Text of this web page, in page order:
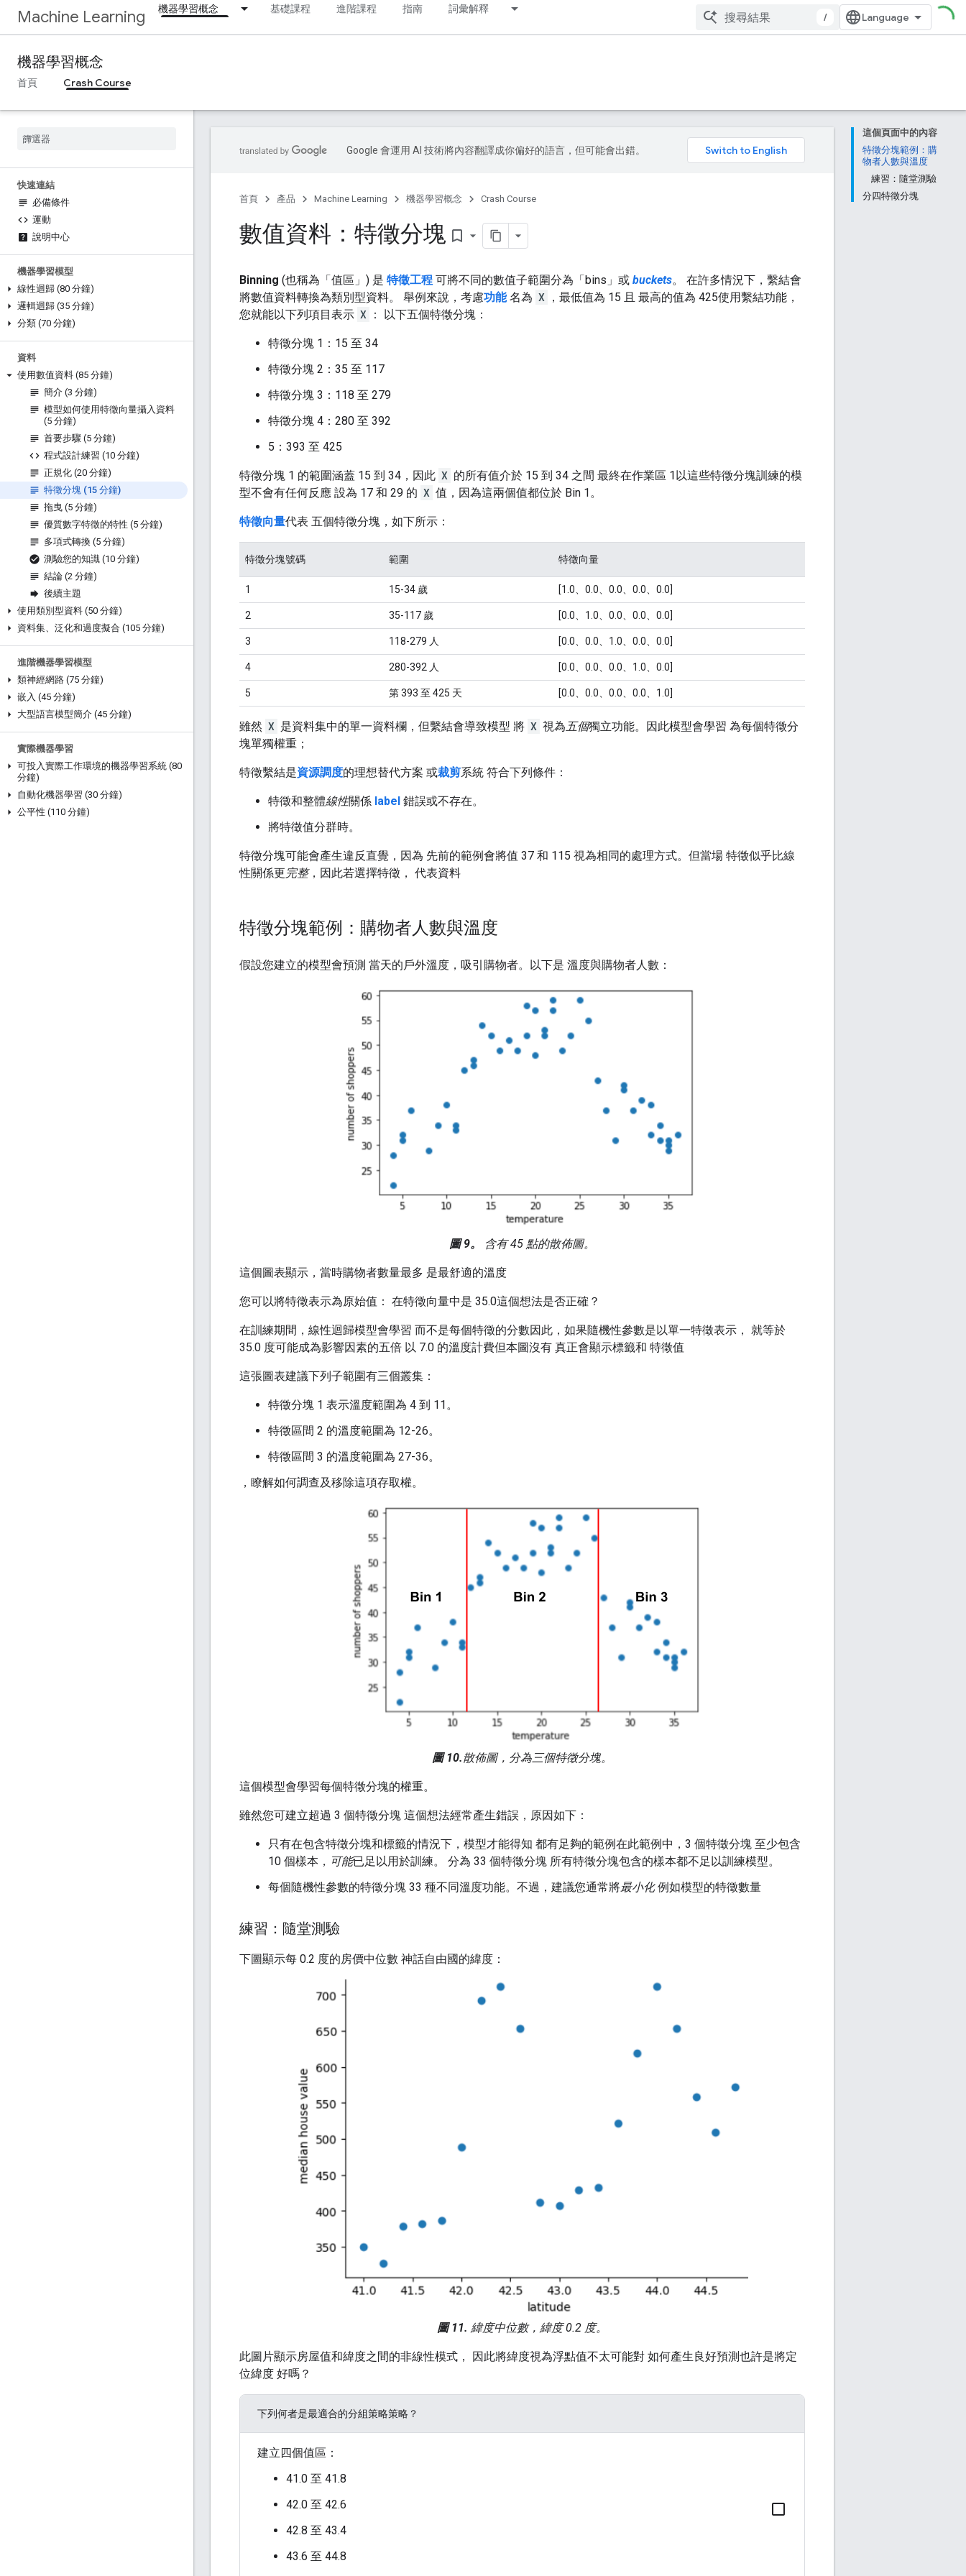
Machine Learning 機器學習概念 基礎課程 進階課程 指南 詞彙解釋
/
機器學習概念
首頁 Crash Course
快速連結
必備條件
運動
說明中心
機器學習模型
線性迴歸 (80 分鐘)
邏輯迴歸 (35 分鐘)
分類 (70 分鐘)
資料
使用數值資料 (85 分鐘)
簡介 (3 分鐘)
模型如何使用特徵向量攝入資料
(5 分鐘)
首要步驟 (5 分鐘)
程式設計練習 (10 分鐘)
正規化 (20 分鐘)
特徵分塊 (15 分鐘)
拖曳 (5 分鐘)
優質數字特徵的特性 (5 分鐘)
多項式轉換 (5 分鐘)
測驗您的知識 (10 分鐘)
結論 (2 分鐘)
後續主題
使用類別型資料 (50 分鐘)
資料集、泛化和過度擬合 (105 分鐘)
進階機器學習模型
類神經網路 (75 分鐘)
嵌入 (45 分鐘)
大型語言模型簡介 (45 分鐘)
實際機器學習
可投入實際工作環境的機器學習系統 (80
分鐘)
自動化機器學習 (30 分鐘)
公平性 (110 分鐘)
這個頁面中的內容
特徵分塊範例：購
物者人數與溫度
練習：隨堂測驗
分四特徵分塊
Google 會運用 AI 技術將內容翻譯成你偏好的語言，但可能會出錯。
首頁 產品 Machine Learning 機器學習概念 Crash Course
數值資料：特徵分塊 bookmark_border
Binning (也稱為「值區」 ) 是 特徵工程 可將不同的數值子範圍分為「bins」 或 buckets。 在許多情況下，繫結會
將數值資料轉換為類別型資料。 舉例來說，考慮功能名為 X ，最低值為 15 且 最高的值為 425使用繫結功能，
您就能以下列項目表示 X ： 以下五個特徵分塊：
特徵分塊 1：15 至 34
特徵分塊 2：35 至 117
特徵分塊 3：118 至 279
特徵分塊 4：280 至 392
5：393 至 425
特徵分塊 1 的範圍涵蓋 15 到 34，因此 X 的所有值介於 15 到 34 之間 最終在作業區 1以這些特徵分塊訓練的模
型不會有任何反應 設為 17 和 29 的 X 值，因為這兩個值都位於 Bin 1。
特徵向量代表 五個特徵分塊，如下所示：
特徵分塊號碼 範圍 特徵向量
1 15-34 歲 [1.0、0.0、0.0、0.0、0.0]
2 35-117 歲 [0.0、1.0、0.0、0.0、0.0]
3 118-279 人 [0.0、0.0、1.0、0.0、0.0]
4 280-392 人 [0.0、0.0、0.0、1.0、0.0]
5 第 393 至 425 天 [0.0、0.0、0.0、0.0、1.0]
雖然 X 是資料集中的單一資料欄，但繫結會導致模型 將 X 視為五個獨立功能。因此模型會學習 為每個特徵分
塊單獨權重；
特徵繫結是資源調度的理想替代方案 或裁剪系統 符合下列條件：
特徵和整體線性關係 label 錯誤或不存在。
將特徵值分群時。
特徵分塊可能會產生違反直覺，因為 先前的範例會將值 37 和 115 視為相同的處理方式。但當場 特徵似乎比線
性關係更完整，因此若選擇特徵， 代表資料
特徵分塊範例：購物者人數與溫度
假設您建立的模型會預測 當天的戶外溫度，吸引購物者。以下是 溫度與購物者人數：
圖 9。 含有 45 點的散佈圖。
這個圖表顯示，當時購物者數量最多 是最舒適的溫度
您可以將特徵表示為原始值： 在特徵向量中是 35.0這個想法是否正確？
在訓練期間，線性迴歸模型會學習 而不是每個特徵的分數因此，如果隨機性參數是以單一特徵表示， 就等於
35.0 度可能成為影響因素的五倍 以 7.0 的溫度計費但本圖沒有 真正會顯示標籤和 特徵值
這張圖表建議下列子範圍有三個叢集：
特徵分塊 1 表示溫度範圍為 4 到 11。
特徵區間 2 的溫度範圍為 12-26。
特徵區間 3 的溫度範圍為 27-36。
，瞭解如何調查及移除這項存取權。
圖 10.散佈圖，分為三個特徵分塊。
這個模型會學習每個特徵分塊的權重。
雖然您可建立超過 3 個特徵分塊 這個想法經常產生錯誤，原因如下：
只有在包含特徵分塊和標籤的情況下，模型才能得知 都有足夠的範例在此範例中，3 個特徵分塊 至少包含
10 個樣本， 可能已足以用於訓練。 分為 33 個特徵分塊 所有特徵分塊包含的樣本都不足以訓練模型。
每個隨機性參數的特徵分塊 33 種不同溫度功能。不過，建議您通常將最小化例如模型的特徵數量
練習：隨堂測驗
下圖顯示每 0.2 度的房價中位數 神話自由國的緯度：
圖 11. 緯度中位數，緯度 0.2 度。
此圖片顯示房屋值和緯度之間的非線性模式， 因此將緯度視為浮點值不太可能對 如何產生良好預測也許是將定
位緯度 好嗎？
下列何者是最適合的分組策略策略？
建立四個值區：
41.0 至 41.8
42.0 至 42.6
42.8 至 43.4
43.6 至 44.8